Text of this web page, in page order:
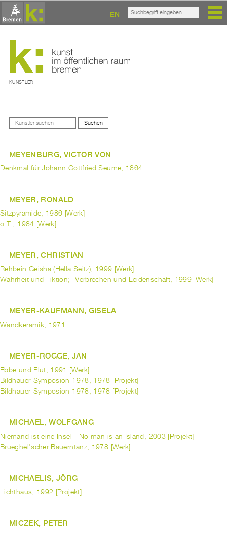
EN
KÜNSTLER
MEYENBURG, VICTOR VON
Denkmal für Johann Gottfried Seume, 1864
MEYER, RONALD
Sitzpyramide, 1986 [Werk]
o.T., 1984 [Werk]
MEYER, CHRISTIAN
Rehbein Geisha (Hella Seitz), 1999 [Werk]
Wahrheit und Fiktion; -Verbrechen und Leidenschaft, 1999 [Werk]
MEYER-KAUFMANN, GISELA
Wandkeramik, 1971
MEYER-ROGGE, JAN
Ebbe und Flut, 1991 [Werk]
Bildhauer-Symposion 1978, 1978 [Projekt]
Bildhauer-Symposion 1978, 1978 [Projekt]
MICHAEL, WOLFGANG
Niemand ist eine Insel - No man is an Island, 2003 [Projekt]
Brueghel'scher Bauerntanz, 1978 [Werk]
MICHAELIS, JÖRG
Lichthaus, 1992 [Projekt]
MICZEK, PETER